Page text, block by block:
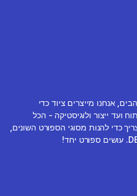
אנחנו מייצרים ציוד כדי
ועד ייצור ולוגיסטיקה - הכל
כדי להנות מסוגי הספורט השונים,